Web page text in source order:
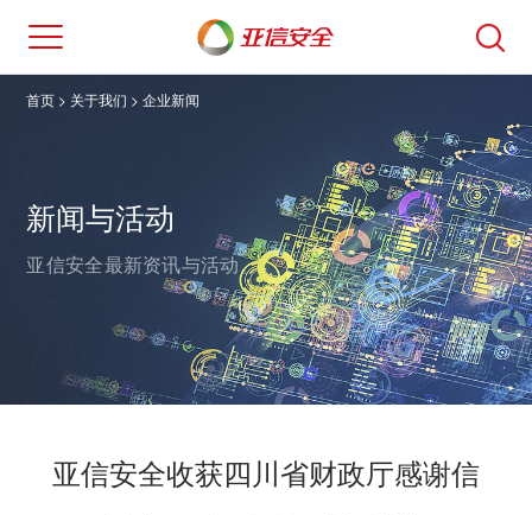
首页 > 关于我们 >企业新闻
新闻与活动
亚信安全最新资讯与活动。
亚信安全收获四川省财政厅感谢信